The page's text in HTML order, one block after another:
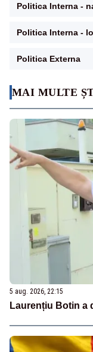
MAI MULTE
5 aug. 2026, 22:15
Laurențiu Botin a
Politica Interna -
Politica Interna -
Politica Externa